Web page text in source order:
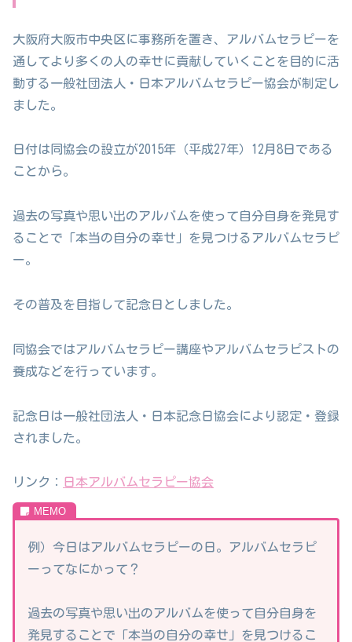
大阪府大阪市中央区に事務所を置き、アルバムセラピーを
通してより多くの人の幸せに貢献していくことを目的に活
動する一般社団法人・日本アルバムセラピー協会が制定し
ました。
日付は同協会の設立が2015年（平成27年）12月8日である
ことから。
過去の写真や思い出のアルバムを使って自分自身を発見す
ることで「本当の自分の幸せ」を見つけるアルバムセラピ
ー。
その普及を目指して記念日としました。
同協会ではアルバムセラピー講座やアルバムセラピストの
養成などを行っています。
記念日は一般社団法人・日本記念日協会により認定・登録
されました。
リンク： 日本アルバムセラピー協会
例）今日はアルバムセラピーの日。アルバムセラピ
ーってなにかって？
過去の写真や思い出のアルバムを使って自分自身を
発見することで「本当の自分の幸せ」を見つけるこ